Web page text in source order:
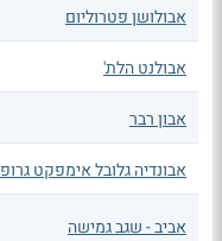
אבולושן פטרוליום
אבולנט הלת'
אבון רבר
אבונדיה גלובל אימפקט גרופ
אביב - שגב גמישה